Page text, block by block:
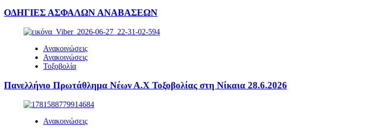
ΟΔΗΓΙΕΣ ΑΣΦΑΛΩΝ ΑΝΑΒΑΣΕΩΝ
Ανακοινώσεις
Ανακοινώσεις
Τοξοβολία
Πανελλήνιο Πρωτάθλημα Νέων Α.Χ Τοξοβολίας στη Νίκαια 28.6.2026
Ανακοινώσεις